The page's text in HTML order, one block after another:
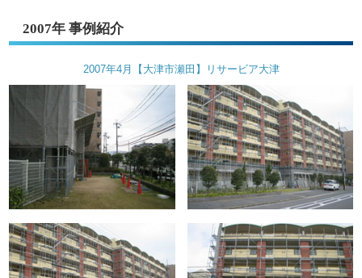
2007年 事例紹介
2007年4月【大津市瀬田】リサービア大津